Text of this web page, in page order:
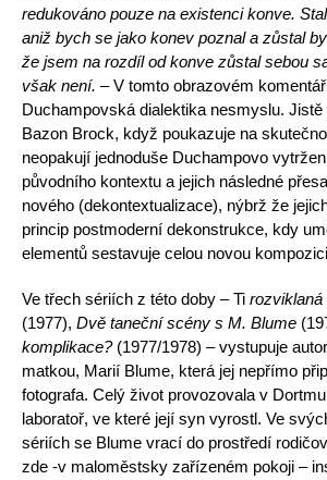
redukováno pouze na existenci konve.
aniž bych se jako konev poznala zůstal
že jsem na rozdíl od konve zůstal sebou
však není. –V tomto obrazovém
Duchampovská dialektika nesmyslu.
Bazon Brock, když poukazuje na
neopakují jednoduše Duchampovo
původního kontextu a jejich následné
nového (dekontextualizace), nýbrž že
princip postmoderní dekonstrukce, kdy
elementů sestavuje celou novou
Ve třech sériích z této doby – Ti rozviklaná
(1977), Dvě taneční scény s M. Blume
komplikace? (1977/1978) – vystupuje
matkou, Marií Blume, která jej nepřímo
fotografa. Celý život provozovala v
laboratoř, ve které její syn vyrostl. Ve
sériích se Blume vrací do prostředí
zde -v maloměstsky zařízeném pokoji –